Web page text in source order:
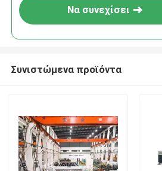
Να συνεχίσει
Συνιστώμενα προϊόντα